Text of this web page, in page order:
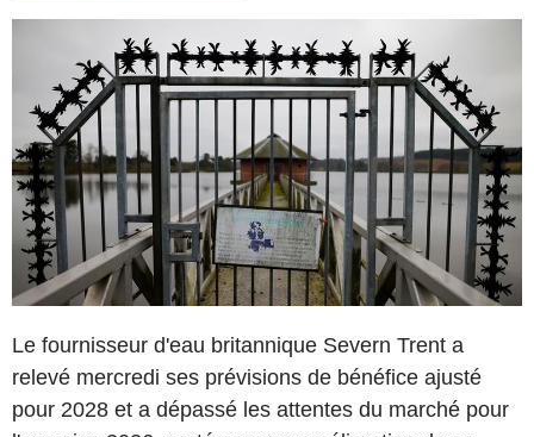
Le fournisseur d'eau britannique Severn Trent a
relevé mercredi ses prévisions de bénéfice ajusté
pour 2028 et a dépassé les attentes du marché pour